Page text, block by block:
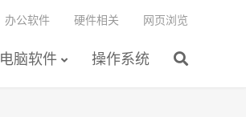
电脑软件 操作系统
办公软件 硬件相关 网页浏览